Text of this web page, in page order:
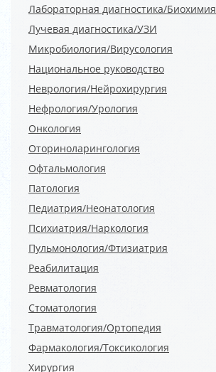
Лабораторная диагностика/Биохимия
Лучевая диагностика/УЗИ
Микробиология/Вирусология
Национальное руководство
Неврология/Нейрохирургия
Нефрология/Урология
Онкология
Оториноларингология
Офтальмология
Патология
Педиатрия/Неонатология
Психиатрия/Наркология
Пульмонология/Фтизиатрия
Реабилитация
Ревматология
Стоматология
Травматология/Ортопедия
Фармакология/Токсикология
Хирургия